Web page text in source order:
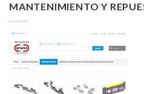
MANTENIMIENTO Y